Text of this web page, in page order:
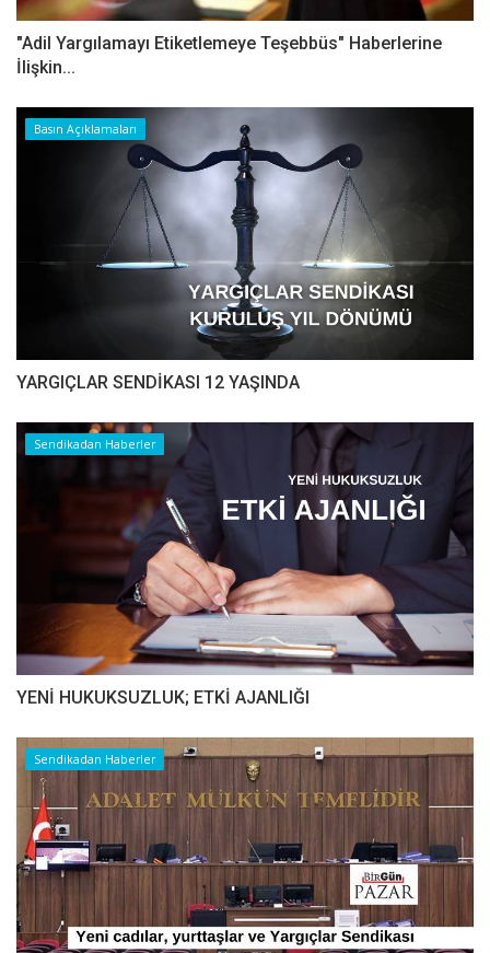
"Adil Yargılamayı Etiketlemeye Teşebbüs" Haberlerine
İlişkin...
Basın Açıklamaları
YARGIÇLAR SENDİKASI 12 YAŞINDA
Sendikadan Haberler
YENİ HUKUKSUZLUK; ETKİ AJANLIĞI
Sendikadan Haberler